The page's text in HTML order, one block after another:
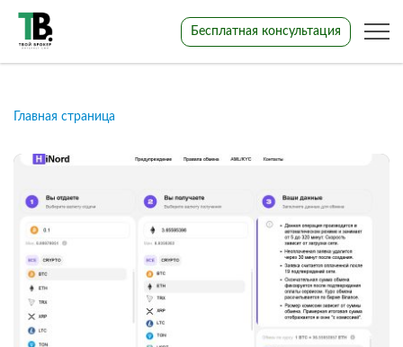
Бесплатная консультация
Главная страница